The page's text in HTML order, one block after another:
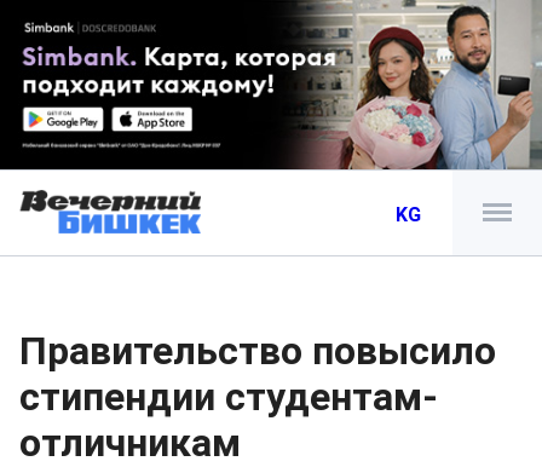
KG
Правительство повысило
стипендии студентам-
отличникам